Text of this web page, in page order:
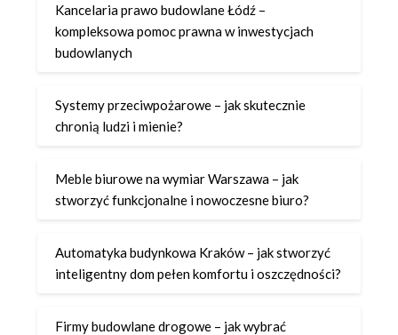
Kancelaria prawo budowlane Łódź –
kompleksowa pomoc prawna w inwestycjach
budowlanych
Systemy przeciwpożarowe – jak skutecznie
chronią ludzi i mienie?
Meble biurowe na wymiar Warszawa – jak
stworzyć funkcjonalne i nowoczesne biuro?
Automatyka budynkowa Kraków – jak stworzyć
inteligentny dom pełen komfortu i oszczędności?
Firmy budowlane drogowe – jak wybrać